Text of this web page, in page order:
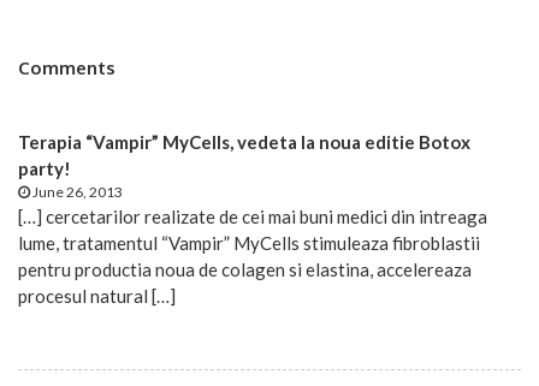
Comments
Terapia “Vampir” MyCells, vedeta la noua editie Botox
party!
June 26, 2013
[…] cercetarilor realizate de cei mai buni medici din intreaga
lume, tratamentul “Vampir” MyCells stimuleaza fibroblastii
pentru productia noua de colagen si elastina, accelereaza
procesul natural […]